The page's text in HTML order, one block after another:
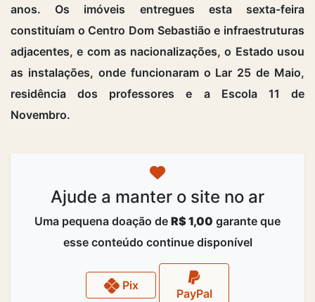
anos. Os imóveis entregues esta sexta-feira
constituíam o Centro Dom Sebastião e infraestruturas
adjacentes, e com as nacionalizações, o Estado usou
as instalações, onde funcionaram o Lar 25 de Maio,
residência dos professores e a Escola 11 de
Novembro.
Ajude a manter o site no ar
Uma pequena doação de R$ 1,00 garante que
esse conteúdo continue disponível
Pix
PayPal